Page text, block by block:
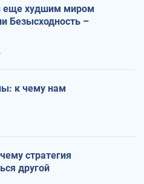
еще худшим миром
Безысходность –
к чему нам
стратегия
другой